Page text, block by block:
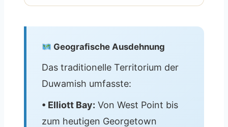
Geografische Ausdehnung
Das traditionelle Territorium der
Duwamish umfasste:
• Elliott Bay: Von West Point bis
zum heutigen Georgetown